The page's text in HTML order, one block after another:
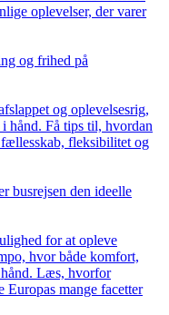
oplevelser, der varer
og frihed på
og oplevelsesrig,
hånd. Få tips til, hvordan
fleksibilitet og
busrejsen den ideelle
for at opleve
hvor både komfort,
Læs, hvorfor
Europas mange facetter